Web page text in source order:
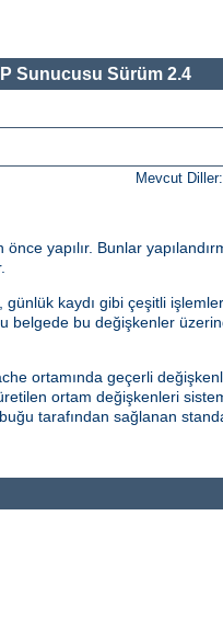
Sunucusu Sürüm 2.4
Mevcut Diller:
yapılır. Bunlar
kaydı gibi çeşitli
belgede bu değişkenler
ortamında geçerli
ortam değişkenleri
tarafından sağlanan